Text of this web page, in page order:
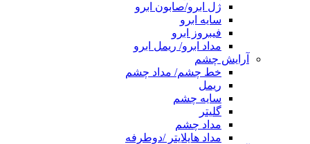
ژل ابرو/صابون ابرو
سایه ابرو
فیبروز ابرو
مداد ابرو/ ریمل ابرو
آرایش چشم
خط چشم/ مداد چشم
ریمل
سایه چشم
گلیتر
مداد چشم
مداد هایلایتر /دوطرفه